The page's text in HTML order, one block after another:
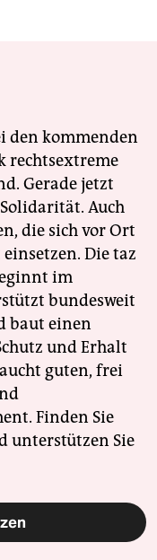
den kommenden
rechtsextreme
Gerade jetzt
Auch
die sich vor Ort
Die taz
im
bundesweit
baut einen
und Erhalt
guten, frei
Finden Sie
unterstützen Sie